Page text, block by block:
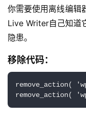
你需要使用离线编辑
Live Writer自己知道
隐患。
移除代码：
remove_action(
remove_action(